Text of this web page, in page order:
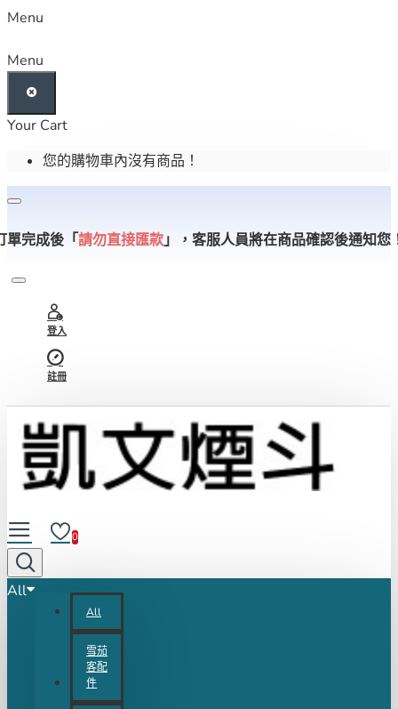
Menu
Menu
Your Cart
您的購物車內沒有商品！
單完成後「請勿直接匯款 」， 客服人員將在商品確認後通知您
登入
註冊
0
All
All
雪茄
客配
件